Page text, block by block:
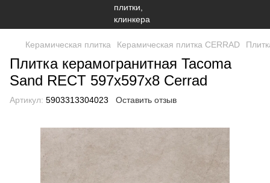
Керамическая плитка Керамическая плитка CERRAD
Плитка керамогранитная Tacoma
Sand RECT 597x597x8 Cerrad
Артикул: 5903313304023 Оставить отзыв